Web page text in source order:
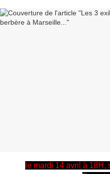
le mardi 14 avril à